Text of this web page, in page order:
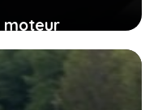
moteur